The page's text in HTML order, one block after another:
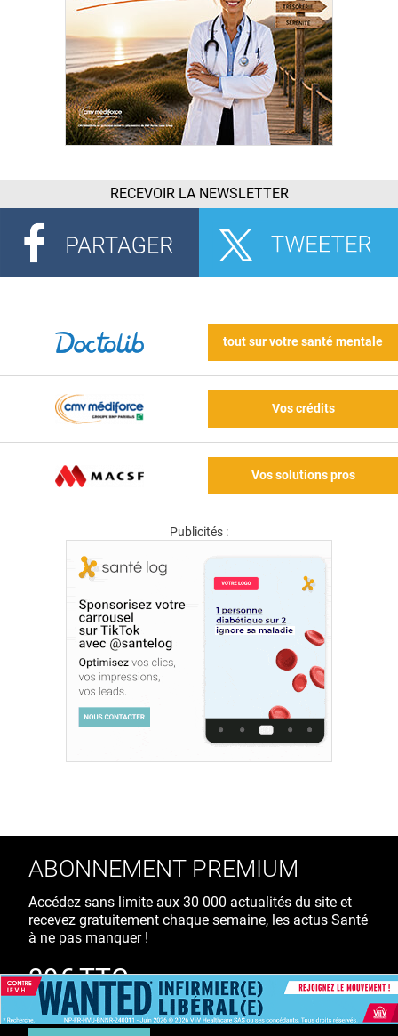
RECEVOIR LA NEWSLETTER
tout sur votre santé mentale
Vos crédits
Vos solutions pros
Publicités :
ABONNEMENT PREMIUM
Accédez sans limite aux 30 000 actualités du site et
recevez gratuitement chaque semaine, les actus Santé
à ne pas manquer !
39€ TTC
/ an